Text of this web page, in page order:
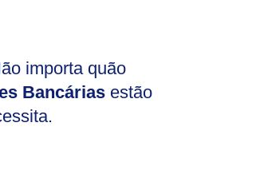
importa quão
Bancárias estão